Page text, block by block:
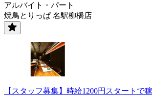
アルバイト・パート
焼鳥とりっぱ 名駅柳橋店
【スタッフ募集】時給1200円スタートで